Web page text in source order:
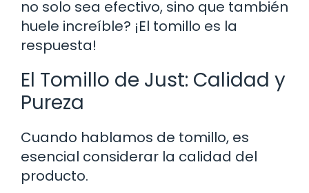
no solo sea efectivo, sino que también
huele increíble? ¡El tomillo es la
respuesta!
El Tomillo de Just: Calidad y
Pureza
Cuando hablamos de tomillo, es
esencial considerar la calidad del
producto.